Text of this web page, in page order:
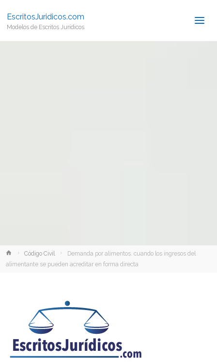
EscritosJuridicos.com
Modelos de Escritos Jurídicos
InicioCódigo Civil
Demanda por alimentos. cuando los ingresos del
alimentante se pueden acreditar en forma directa